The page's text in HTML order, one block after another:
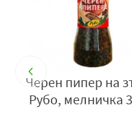
Черен пипер на
Рубо, мелничка